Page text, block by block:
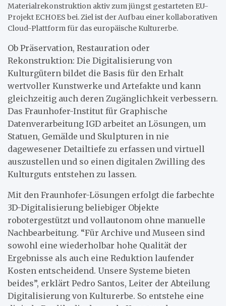
Materialrekonstruktion aktiv zum jüngst gestarteten EU-
Projekt ECHOES bei. Ziel ist der Aufbau einer kollaborativen
Cloud-Plattform für das europäische Kulturerbe.
Ob Präservation, Restauration oder
Rekonstruktion: Die Digitalisierung von
Kulturgütern bildet die Basis für den Erhalt
wertvoller Kunstwerke und Artefakte und kann
gleichzeitig auch deren Zugänglichkeit verbessern.
Das Fraunhofer-Institut für Graphische
Datenverarbeitung IGD arbeitet an Lösungen, um
Statuen, Gemälde und Skulpturen in nie
dagewesener Detailtiefe zu erfassen und virtuell
auszustellen und so einen digitalen Zwilling des
Kulturguts entstehen zu lassen.
Mit den Fraunhofer-Lösungen erfolgt die farbechte
3D-Digitalisierung beliebiger Objekte
robotergestützt und vollautonom ohne manuelle
Nachbearbeitung. “Für Archive und Museen sind
sowohl eine wiederholbar hohe Qualität der
Ergebnisse als auch eine Reduktion laufender
Kosten entscheidend. Unsere Systeme bieten
beides”, erklärt Pedro Santos, Leiter der Abteilung
Digitalisierung von Kulturerbe. So entstehe eine